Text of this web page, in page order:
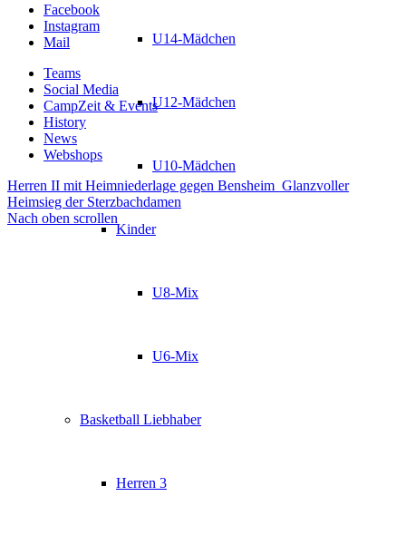
U14-Mädchen
U12-Mädchen
U10-Mädchen
Kinder
U8-Mix
U6-Mix
Basketball Liebhaber
Herren 3
Facebook
Instagram
Mail
Teams
Social Media
CampZeit & Events
History
News
Webshops
Herren II mit Heimniederlage gegen Bensheim Glanzvoller
Heimsieg der Sterzbachdamen
Nach oben scrollen